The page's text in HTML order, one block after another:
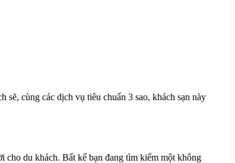
cùng các dịch vụ tiêu chuẩn 3 sao, khách sạn này
cho du khách. Bất kể bạn đang tìm kiếm một không